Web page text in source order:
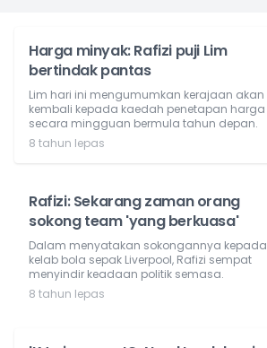
Harga minyak: Rafizi puji Lim
bertindak pantas
Lim hari ini mengumumkan kerajaan akan
kembali kepada kaedah penetapan harga
secara mingguan bermula tahun depan.
8 tahun lepas
Rafizi: Sekarang zaman orang
sokong team 'yang berkuasa'
Dalam menyatakan sokongannya kepada
kelab bola sepak Liverpool, Rafizi sempat
menyindir keadaan politik semasa.
8 tahun lepas